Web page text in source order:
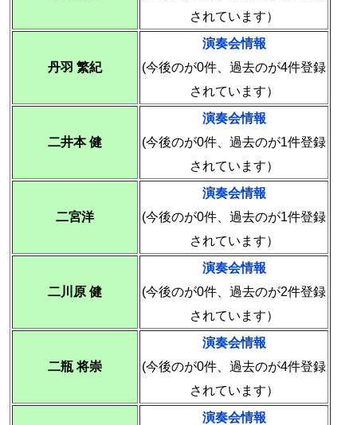
されています）
丹羽 繁紀
演奏会情報
(今後のが0件、過去のが4件登録
されています）
二井本 健
演奏会情報
(今後のが0件、過去のが1件登録
されています）
二宮洋
演奏会情報
(今後のが0件、過去のが1件登録
されています）
二川原 健
演奏会情報
(今後のが0件、過去のが2件登録
されています）
二瓶 将崇
演奏会情報
(今後のが0件、過去のが4件登録
されています）
演奏会情報